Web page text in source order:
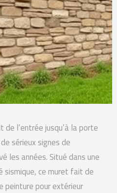
de l’entrée jusqu’à la porte
sérieux signes de
les années. Situé dans une
ce muret fait de
pour extérieur